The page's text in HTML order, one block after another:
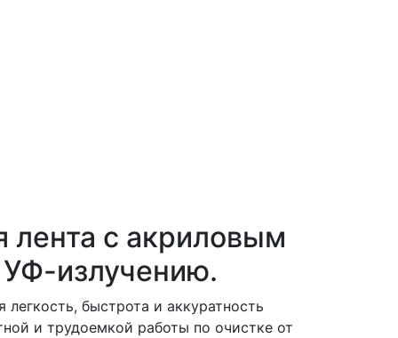
лента с акриловым
УФ-излучению.
быстрота и аккуратность
и трудоемкой работы по очистке от